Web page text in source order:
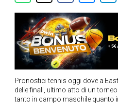
Pronostici tennis oggi dove a
delle finali, ultimo atto di un
tanto in campo maschile quanto